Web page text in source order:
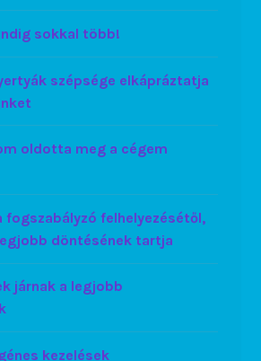
sokkal több!
szépsége elkápráztatja
oldotta meg a cégem
fogszabályzó felhelyezésétől,
döntésének tartja
járnak a legjobb
kezelések